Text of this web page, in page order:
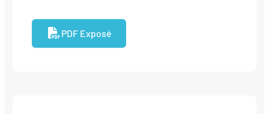
PDF Exposé